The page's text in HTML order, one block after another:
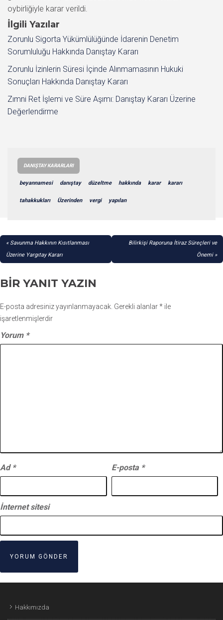
İlgili Yazılar
Zorunlu Sigorta Yükümlülüğünde İdarenin Denetim
Sorumluluğu Hakkında Danıştay Kararı
Zorunlu İzinlerin Süresi İçinde Alınmamasının Hukuki
Sonuçları Hakkında Danıştay Kararı
Zımni Ret İşlemi ve Süre Aşımı: Danıştay Kararı Üzerine
Değerlendirme
DANIŞTAY KARARLARI
beyannamesi danıştay düzeltme hakkında karar kararı
tahakkukları Üzerinden vergi yapılan
YAZI
GEZINMESI
Savunma Hakkının Kısıtlanması
Üzerine Yargıtay Kararı
Bilirkişi Raporuna İtiraz Süreçleri ve
Önemi
BIR YANIT YAZIN
E-posta adresiniz yayınlanmayacak. Gerekli alanlar* ile
işaretlenmişlerdir
Yorum *
Ad * E-posta *
İnternet sitesi
Hakkımızda